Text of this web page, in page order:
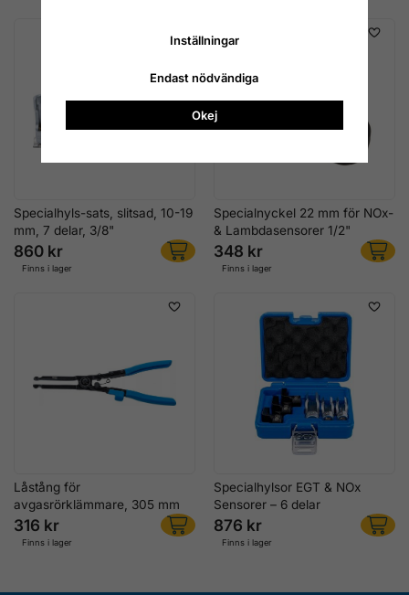
Specialhyls-sats, slitsad, 10-19
mm, 7 delar, 3/8"
860 kr
Finns i lager
Specialnyckel 22 mm för NOx-
& Lambdasensorer 1/2"
348 kr
Finns i lager
Låstång för
avgasrörklämmare, 305 mm
316 kr
Finns i lager
Specialhylsor EGT & NOx
Sensorer – 6 delar
876 kr
Finns i lager
Inställningar
Endast nödvändiga
Okej